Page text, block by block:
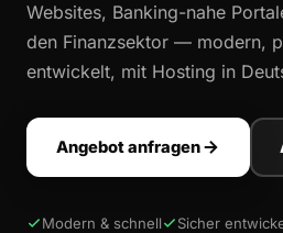
Websites, Banking-nahe
den Finanzsektor — modern,
entwickelt, mit Hosting in
Angebot anfragen
Modern & schnell Sicher